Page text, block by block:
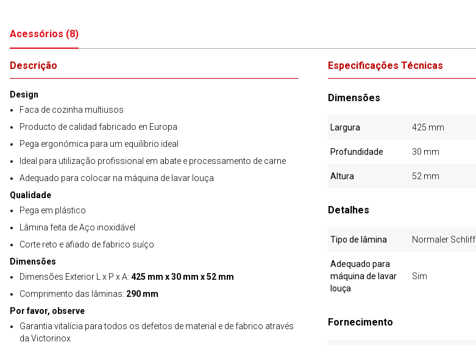
Acessórios (8)
Descrição
Design
Faca de cozinha multiusos
Producto de calidad fabricado en Europa
Pega ergonómica para um equilíbrio ideal
Ideal para utilização profissional em abate e processamento de carne
Adequado para colocar na máquina de lavar louça
Qualidade
Pega em plástico
Lâmina feita de Aço inoxidável
Corte reto e afiado de fabrico suíço
Dimensões
Dimensões Exterior L x P x A: 425 mm x 30 mm x 52 mm
Comprimento das lâminas: 290 mm
Por favor, observe
Garantia vitalícia para todos os defeitos de material e de fabrico através
da Victorinox
Especificações Técnicas
Dimensões
Largura 425 mm
Profundidade 30 mm
Altura 52 mm
Detalhes
Tipo de lâmina Normaler Schliff
Adequado para
máquina de lavar
louça
Sim
Fornecimento